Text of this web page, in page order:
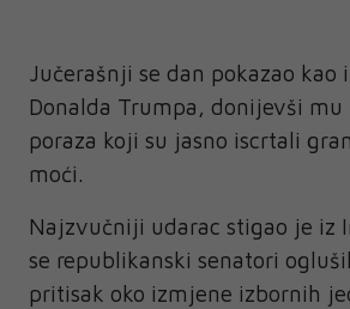
Jučerašnji se dan pokazao kao
Donalda Trumpa, donijevši
poraza koji su jasno iscrtali
moći.
Najzvučniji udarac stigao je iz
se republikanski senatori
pritisak oko izmjene izbornih